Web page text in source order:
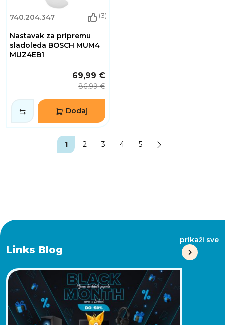
740.204.347 (3)
Nastavak za pripremu
sladoleda BOSCH MUM4
MUZ4EB1
69,99 €
86,99 €
Dodaj
1 2 3 4 5
Links Blog
prikaži sve